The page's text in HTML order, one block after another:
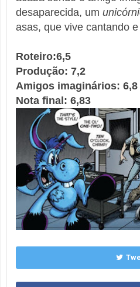
desaparecida, um
asas, que vive cantando
Roteiro:6,5
Produção: 7,2
Amigos imaginários: 6,8
Nota final: 6,83